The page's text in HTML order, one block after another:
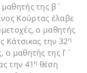
της β΄
Κούρτας έλαβε
ο μαθητής
Κάτσικας την 32η
ο μαθητής της Γ΄
την 41 η θέση